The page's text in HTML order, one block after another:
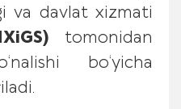
va davlat xizmati
tomonidan
bo‘yicha